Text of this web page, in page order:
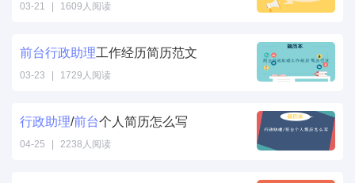
03-21 1609人阅读
前台行政助理工作经历简历范文
03-23 1729人阅读
行政助理/前台个人简历怎么写
04-25 2238人阅读